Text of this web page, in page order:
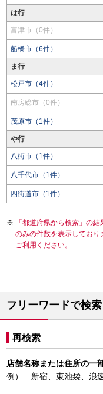
は行
富津市（0件）
船橋市（6件）
ま行
松戸市（4件）
南房総市（0件）
茂原市（1件）
や行
八街市（1件）
八千代市（1件）
四街道市（1件）
「都道府県から検索」の
のみの件数を表示してお
ご利用ください。
フリーワードで検索
再検索
店舗名称または住所の一
例） 新宿、東池袋、浪